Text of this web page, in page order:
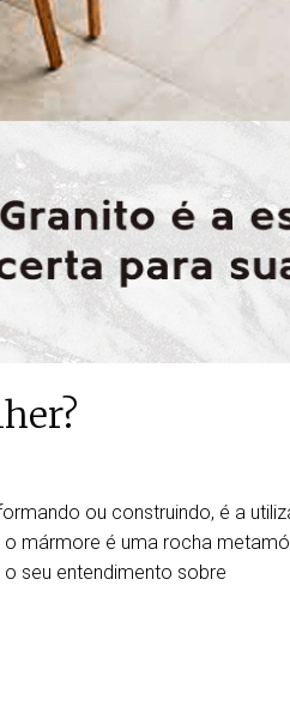
ou construindo, é a
mármore é uma rocha
seu entendimento sobre